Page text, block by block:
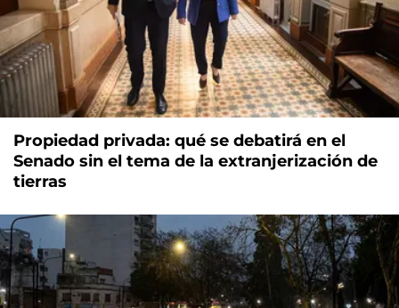
Propiedad privada: qué se debatirá en el
Senado sin el tema de la extranjerización de
tierras